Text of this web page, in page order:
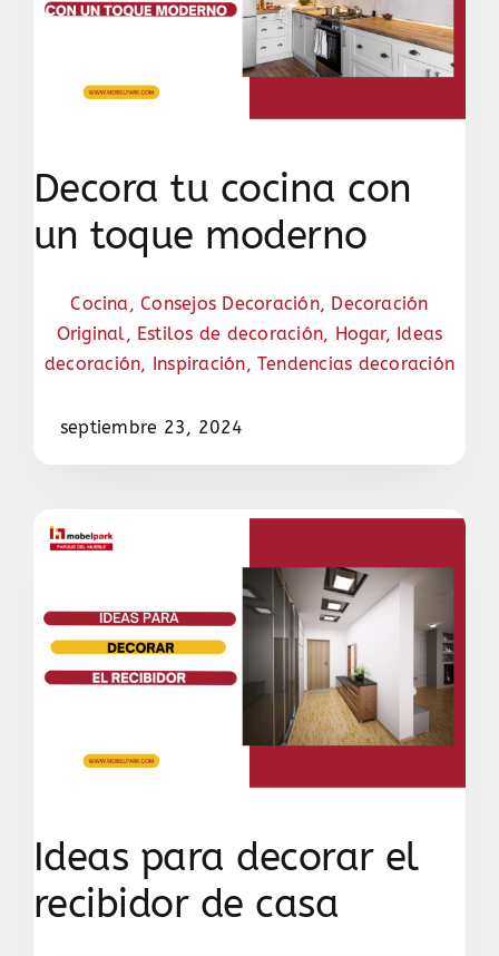
Decora tu cocina con
un toque moderno
Cocina ,Consejos Decoración, Decoración
Original, Estilos de decoración, Hogar, Ideas
decoración, Inspiración, Tendencias decoración
septiembre 23, 2024
Ideas para decorar el
recibidor de casa